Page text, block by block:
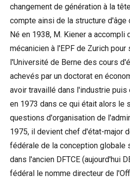
changement de génération à la
compte ainsi de la structure d'âge
Né en 1938, M. Kiener a accompli
mécanicien à l'EPF de Zurich pour
l'Université de Berne des cours
achevés par un doctorat en
avoir travaillé dans l'industrie
en 1973 dans ce qui était alors le
questions d'organisation de
1975, il devient chef d'état-major
fédérale de la conception globale
dans l'ancien DFTCE (aujourd'hui
fédéral le nomme directeur de